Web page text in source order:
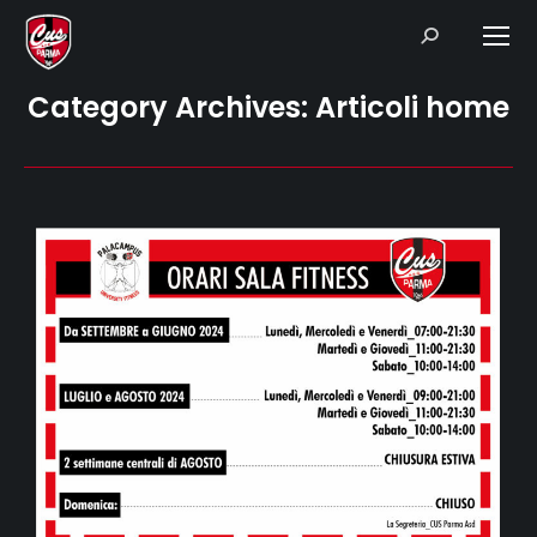
Search:
Category Archives: Articoli home